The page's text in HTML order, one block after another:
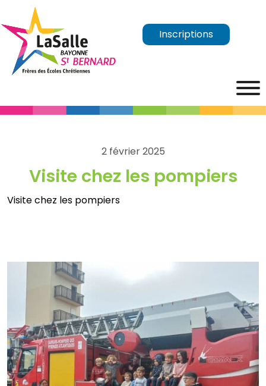
Inscriptions
2 février 2025
Visite chez les pompiers
Visite chez les pompiers